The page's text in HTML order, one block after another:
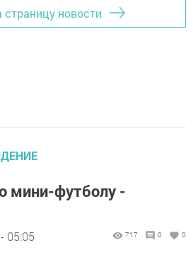
страницу новости
мини-футболу -
05:05 717 0 0